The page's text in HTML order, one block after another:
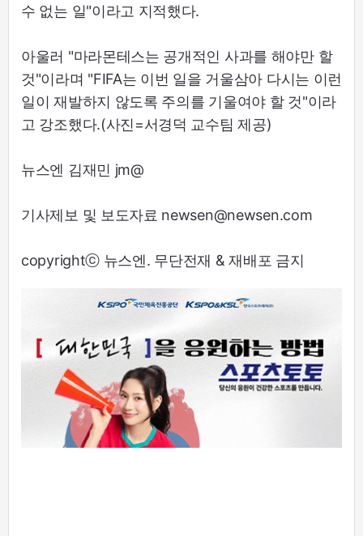
수 없는 일"이라고 지적했다.
아울러 "마라몬테스는 공개적인 사과를 해야만 할
것"이라며 "FIFA는 이번 일을 거울삼아 다시는 이런
일이 재발하지 않도록 주의를 기울여야 할 것"이라
고 강조했다.(사진=서경덕 교수팀 제공)
뉴스엔 김재민 jm@
기사제보 및 보도자료 newsen@newsen.com
copyrightⓒ 뉴스엔. 무단전재 & 재배포 금지